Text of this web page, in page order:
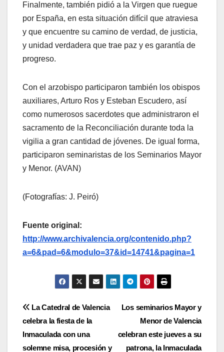
Finalmente, también pidió a la Virgen que ruegue
por España, en esta situación difícil que atraviesa
y que encuentre su camino de verdad, de justicia,
y unidad verdadera que trae paz y es garantía de
progreso.
Con el arzobispo participaron también los obispos
auxiliares, Arturo Ros y Esteban Escudero, así
como numerosos sacerdotes que administraron el
sacramento de la Reconciliación durante toda la
vigilia a gran cantidad de jóvenes. De igual forma,
participaron seminaristas de los Seminarios Mayor
y Menor. (AVAN)
(Fotografías: J. Peiró)
Fuente original:
http://www.archivalencia.org/contenido.php?
a=6&pad=6&modulo=37&id=14741&pagina=1
Navegación
de
Los seminarios Mayor y
Menor de Valencia
celebran este jueves a su
patrona, la Inmaculada
La Catedral de Valencia
celebra la fiesta de la
Inmaculada con una
solemne misa, procesión y